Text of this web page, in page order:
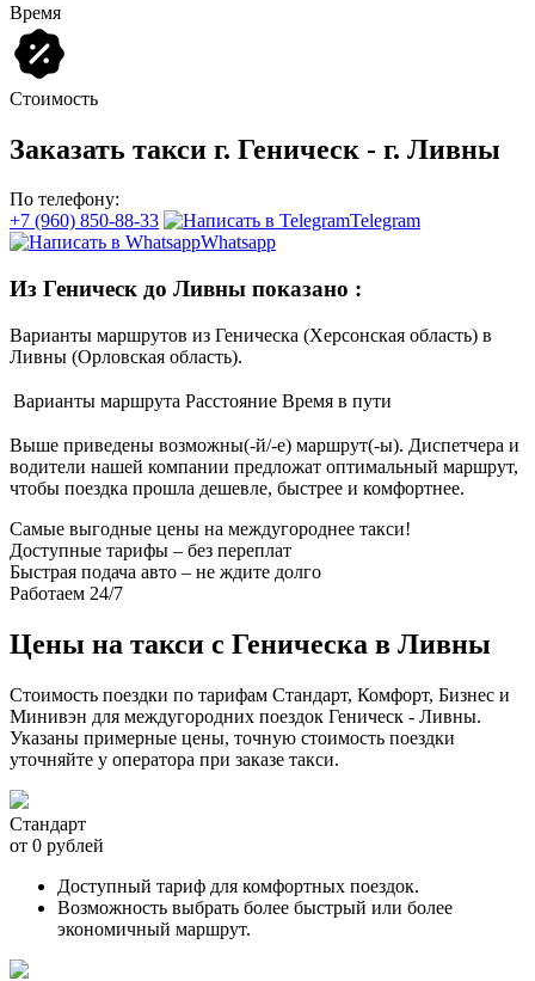
Время
Стоимость
Заказать такси г. Геническ - г. Ливны
По телефону:
+7 (960) 850-88-33
Telegram
Whatsapp
Из Геническ до Ливны показано :
Варианты маршрутов из Геническа (Херсонская область) в
Ливны (Орловская область).
Варианты маршрута Расстояние Время в пути
Выше приведены возможны(-й/-е) маршрут(-ы). Диспетчера и
водители нашей компании предложат оптимальный маршрут,
чтобы поездка прошла дешевле, быстрее и комфортнее.
Самые выгодные цены на междугороднее такси!
Доступные тарифы – без переплат
Быстрая подача авто – не ждите долго
Работаем 24/7
Цены на такси с Геническа в Ливны
Стоимость поездки по тарифам Стандарт, Комфорт, Бизнес и
Минивэн для междугородних поездок Геническ - Ливны.
Указаны примерные цены, точную стоимость поездки
уточняйте у оператора при заказе такси.
Стандарт
от 0 рублей
Доступный тариф для комфортных поездок.
Возможность выбрать более быстрый или более
экономичный маршрут.